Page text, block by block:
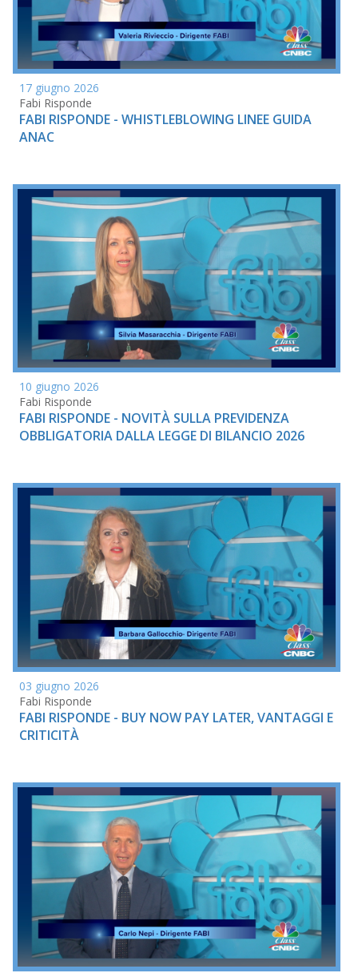
17 giugno 2026
Fabi Risponde
FABI RISPONDE - WHISTLEBLOWING LINEE GUIDA
ANAC
10 giugno 2026
Fabi Risponde
FABI RISPONDE - NOVITÀ SULLA PREVIDENZA
OBBLIGATORIA DALLA LEGGE DI BILANCIO 2026
03 giugno 2026
Fabi Risponde
FABI RISPONDE - BUY NOW PAY LATER, VANTAGGI E
CRITICITÀ